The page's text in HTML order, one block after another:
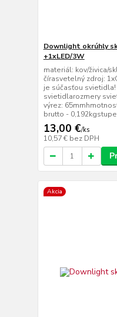
Downlight okrúhly
+1xLED/3W
materiál: kov/živica/
čírasvetelný zdroj:
je súčasťou
svietidlarozmery
výrez:
brutto -
13,00 €/ks
10,57 € bez DPH
Akcia